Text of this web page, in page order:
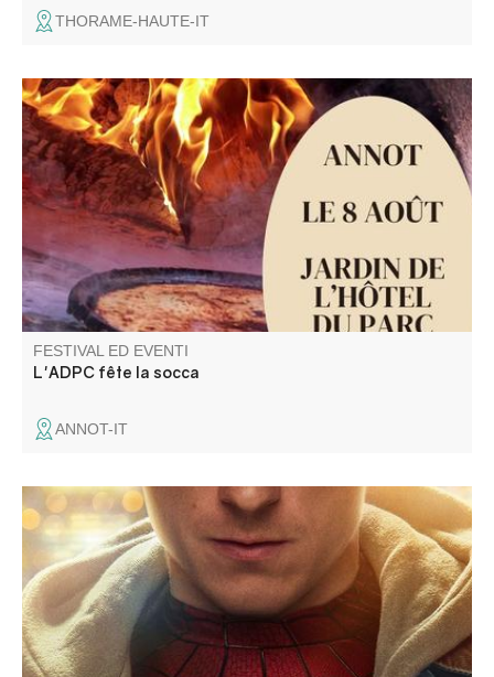
THORAME-HAUTE-IT
L'association de la Défense du Patrimoine Culturel
d'Annot propose une soirée dégustation de la
traditionnelle socca, cuite au feu de bois.
FESTIVAL ED EVENTI
L'ADPC fête la socca
ANNOT-IT
Projection d'un film en plein air : prévoyez un plaid, les
soirées sont fraîches à la Palud-sur-Verdon... Possibilité
d'amener son transat également !